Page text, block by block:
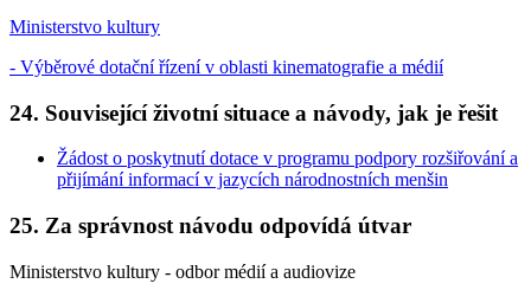
Ministerstvo kultury
- Výběrové dotační řízení v oblasti kinematografie a médií
24. Související životní situace a návody, jak je řešit
Žádost o poskytnutí dotace v programu podpory rozšiřování a
přijímání informací v jazycích národnostních menšin
25. Za správnost návodu odpovídá útvar
Ministerstvo kultury - odbor médií a audiovize